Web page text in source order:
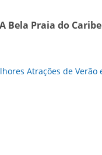
Bela Praia do Caribe